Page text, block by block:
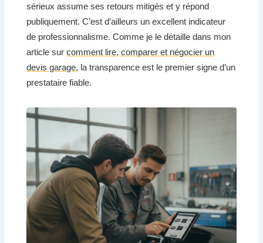
sérieux assume ses retours mitigés et y répond
publiquement. C’est d’ailleurs un excellent indicateur
de professionnalisme. Comme je le détaille dans mon
article surcomment lire, comparer et négocier un
devis garage, la transparence est le premier signe d’un
prestataire fiable.